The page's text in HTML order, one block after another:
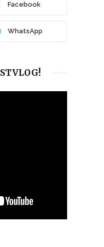
Facebook
WhatsApp